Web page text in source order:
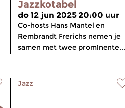
Jazzkotabel
do 12 jun 2025 20:00 uur
Co-hosts Hans Mantel en
Rembrandt Frerichs nemen je
samen met twee prominente...
Jazz